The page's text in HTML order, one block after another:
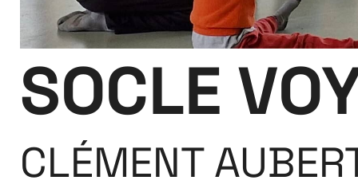
Extensions
26
SOCLE
CLÉMENT